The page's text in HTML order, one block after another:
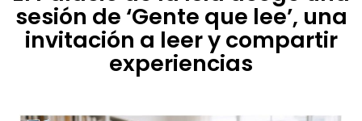
El Palacio de la Isla acoge una
sesión de ‘Gente que lee’, una
invitación a leer y compartir
experiencias